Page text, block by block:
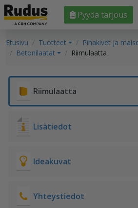
Pyydä tarjous
Etusivu Tuotteet
Pihakivet ja
Betonilaatat
Riimulaatta
Riimulaatta
Lisätiedot
Ideakuvat
Yhteystiedot